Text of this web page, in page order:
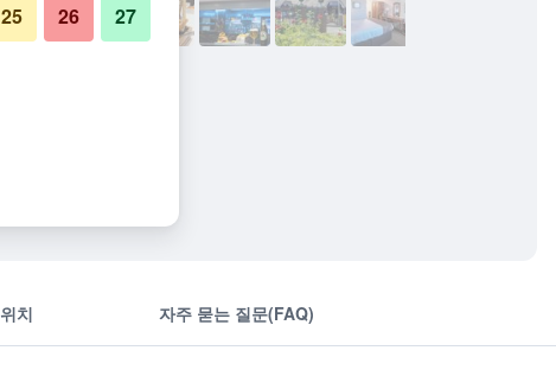
위치 자주 묻는 질문(FAQ)
25 26 27